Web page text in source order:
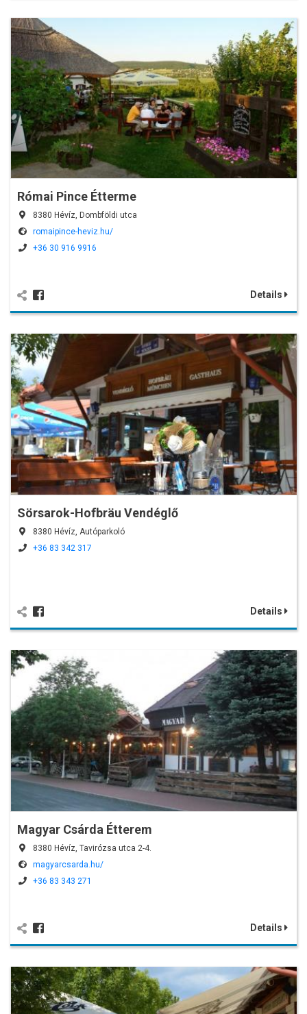
Római Pince Étterme
8380 Hévíz, Dombföldi utca
romaipince-heviz.hu/
+36 30 916 9916
Details
Sörsarok-Hofbräu Vendéglő
8380 Hévíz, Autóparkoló
+36 83 342 317
Details
Magyar Csárda Étterem
8380 Hévíz, Tavirózsa utca 2-4.
magyarcsarda.hu/
+36 83 343 271
Details